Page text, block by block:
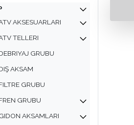
AKSESUARLARI
TELLERI
GRUBU
AKSAM
GRUBU
GRUBU
AKSAMLARI